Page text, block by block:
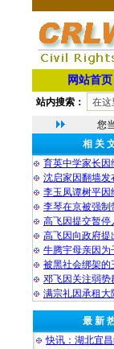
网站首页
站内搜索：
您
相 关
育英中学家长因
沈启家因翻墙发
李玉凤谭树平因
李琴在京被强制
高飞因提交暂停
高飞因向政府提
牛腾宇母亲因为
被黑社会绑架的
邓飞因关注弱势
满宗礼因承租大
最 新
快讯：湖北宜